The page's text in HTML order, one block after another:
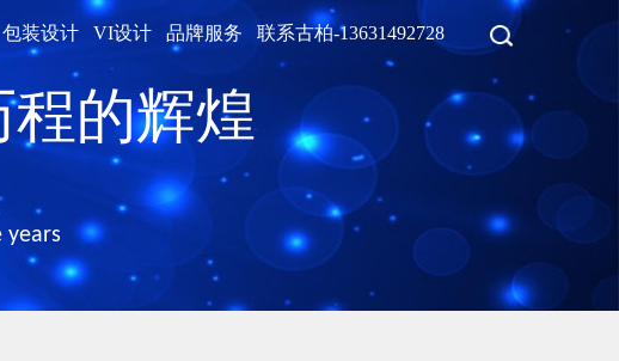
包装设计 VI设计 品牌服务 联系古柏-13631492728
程的辉煌